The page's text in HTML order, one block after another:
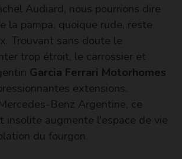
Audiard, nous pourrions dire
la pampa, quoique rude, reste
Trouvant sans doute le
trop étroit, le carrossier et
Garcia Ferrari Motorhomes
extensions.
Benz Argentine, ce
insolite augmente l'espace de vie
du fourgon.